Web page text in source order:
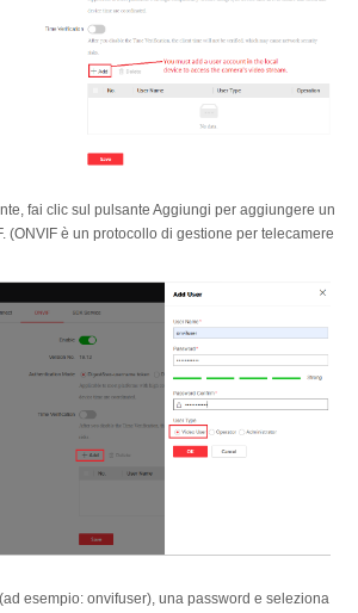
fai clic sul pulsante Aggiungi per aggiungere un
(ONVIF è un protocollo di gestione per telecamere
esempio: onvifuser), una password e seleziona